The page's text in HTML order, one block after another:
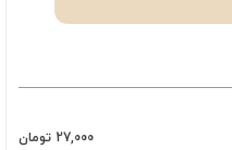
27,000 تومان